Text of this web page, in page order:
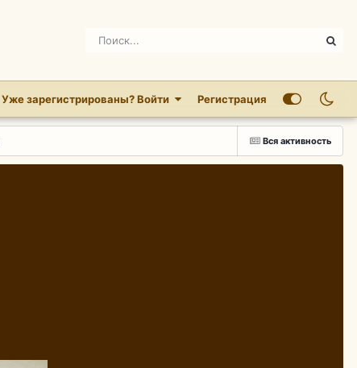
Уже зарегистрированы? Войти Регистрация
Вся активность